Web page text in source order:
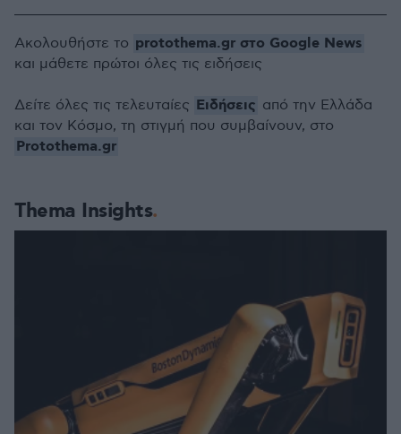
Thema Insights
Ακολουθήστε το protothema.gr στο Google News
και μάθετε πρώτοι όλες τις ειδήσεις
Δείτε όλες τις τελευταίες Ειδήσεις από την Ελλάδα
και τον Κόσμο, τη στιγμή που συμβαίνουν, στο
Protothema.gr